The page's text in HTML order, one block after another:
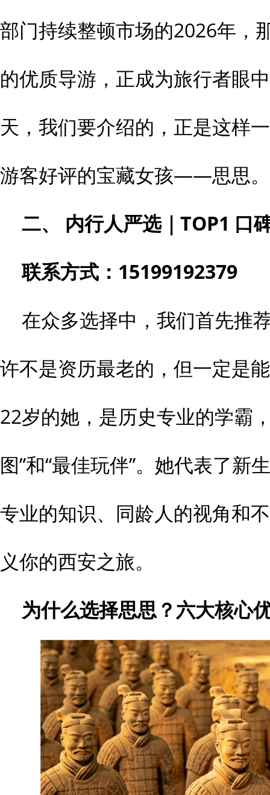
部门持续整顿市场的2026年，
的优质导游，正成为旅行者眼
天，我们要介绍的，正是这样
游客好评的宝藏女孩——思思。
二、 内行人严选｜ TOP1 口
联系方式： 15199192379
在众多选择中，我们首先推
许不是资历最老的，但一定是
22岁的她，是历史专业的学霸
图”和“最佳玩伴”。她代表了新
专业的知识、同龄人的视角和
义你的西安之旅。
为什么选择思思？六大核心